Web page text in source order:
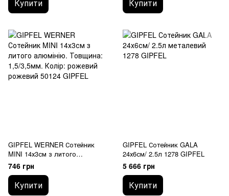
Купити Купити
GIPFEL WERNER Сотейник
MINI 14х3см з литого
алюмінію. Товщина: 1,5/3,5мм.
Колір: рожевий 50124 GIPFEL
746 грн
Купити
GIPFEL Сотейник GALA
24х6см/ 2.5л 1278 GIPFEL
5 666 грн
Купити